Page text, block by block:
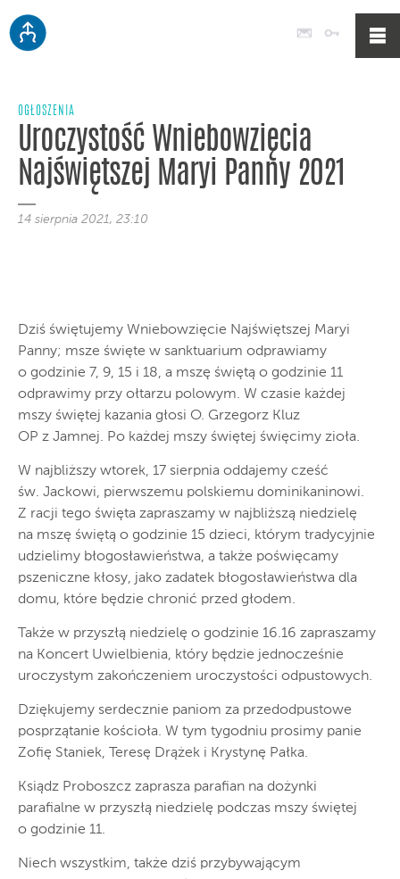
Poczta
OGŁOSZENIA
Uroczystość Wniebowzięcia
Najświętszej Maryi Panny 2021
14 sierpnia 2021, 23:10
Dziś świętujemy Wniebowzięcie Najświętszej Maryi
Panny; msze święte w sanktuarium odprawiamy
o godzinie 7, 9, 15 i 18, a mszę świętą o godzinie 11
odprawimy przy ołtarzu polowym. W czasie każdej
mszy świętej kazania głosi O. Grzegorz Kluz
OP z Jamnej. Po każdej mszy świętej święcimy zioła.
W najbliższy wtorek, 17 sierpnia oddajemy cześć
św. Jackowi, pierwszemu polskiemu dominikaninowi.
Z racji tego święta zapraszamy w najbliższą niedzielę
na mszę świętą o godzinie 15 dzieci, którym tradycyjnie
udzielimy błogosławieństwa, a także poświęcamy
pszeniczne kłosy, jako zadatek błogosławieństwa dla
domu, które będzie chronić przed głodem.
Także w przyszłą niedzielę o godzinie 16.16 zapraszamy
na Koncert Uwielbienia, który będzie jednocześnie
uroczystym zakończeniem uroczystości odpustowych.
Dziękujemy serdecznie paniom za przedodpustowe
posprzątanie kościoła. W tym tygodniu prosimy panie
Zofię Staniek, Teresę Drążek i Krystynę Pałka.
Ksiądz Proboszcz zaprasza parafian na dożynki
parafialne w przyszłą niedzielę podczas mszy świętej
o godzinie 11.
Niech wszystkim, także dziś przybywającym